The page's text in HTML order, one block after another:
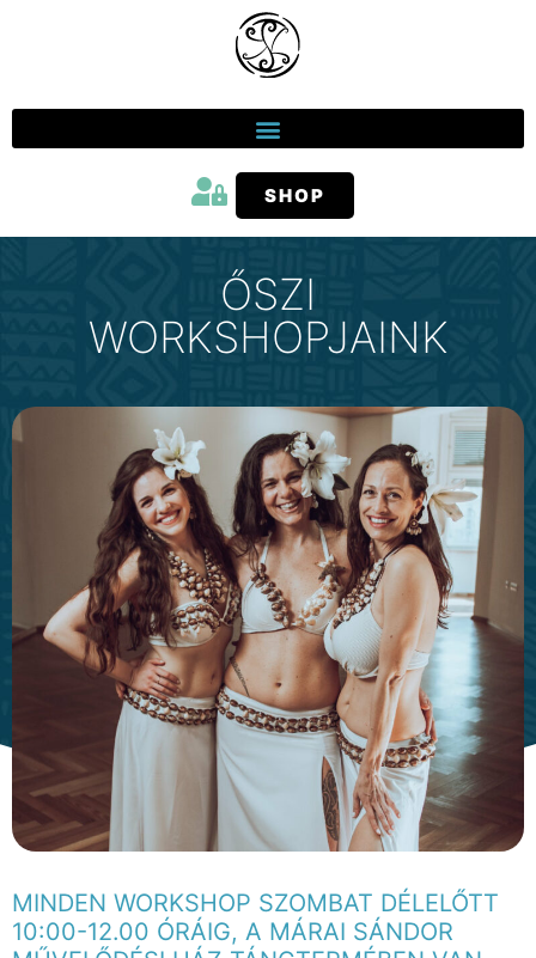
SHOP
ŐSZI
WORKSHOPJAINK
MINDEN WORKSHOP SZOMBAT DÉLELŐTT
10:00-12.00 ÓRÁIG, A MÁRAI SÁNDOR